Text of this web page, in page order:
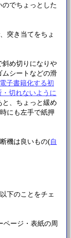
でちょっとした
突き当てをちょ
め切りになりや
シートなどの滑
子書籍化する初
切れないように
、ちょっと緩め
にも左手で紙押
機は良いもの(自
下のことをチェ
ページ・表紙の周